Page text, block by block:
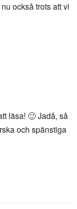
också trots att vi
läsa! 🙂 Jadå, så
och spänstiga